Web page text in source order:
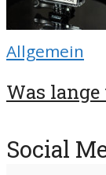
Allgemein
Was
Social